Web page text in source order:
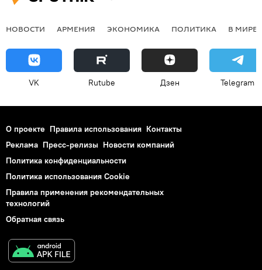
НОВОСТИ АРМЕНИЯ ЭКОНОМИКА ПОЛИТИКА В МИРЕ
VK Rutube Дзен Telegram
О проекте Правила использования Контакты
Реклама Пресс-релизы Новости компаний
Политика конфиденциальности
Политика использования Cookie
Правила применения рекомендательных
технологий
Обратная связь